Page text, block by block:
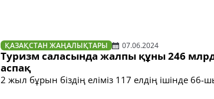
ҚАЗАҚСТАН ЖАҢАЛЫҚТАРЫ 07.06.2024
Туризм саласында жалпы құны 246
аспақ
2 жыл бұрын біздің еліміз 117 елдің ішінде